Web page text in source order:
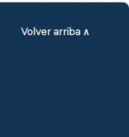
Volver arriba ∧